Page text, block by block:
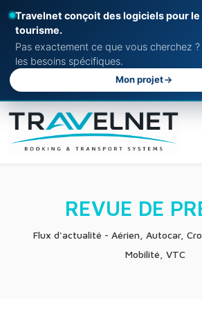
Travelnet conçoit des logiciels pour
tourisme.
Pas exactement ce que vous cherchez
les besoins spécifiques.
Mon projet
REVUE DE
Flux d'actualité - Aérien, Autocar,
Mobilité, VTC